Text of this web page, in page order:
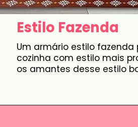
Estilo Fazenda
Um armário estilo fazenda
cozinha com estilo mais
os amantes desse estilo